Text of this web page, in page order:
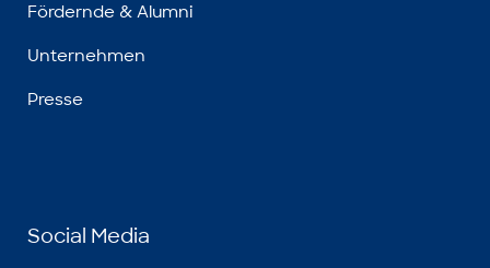
Fördernde & Alumni
Unternehmen
Presse
Social Media